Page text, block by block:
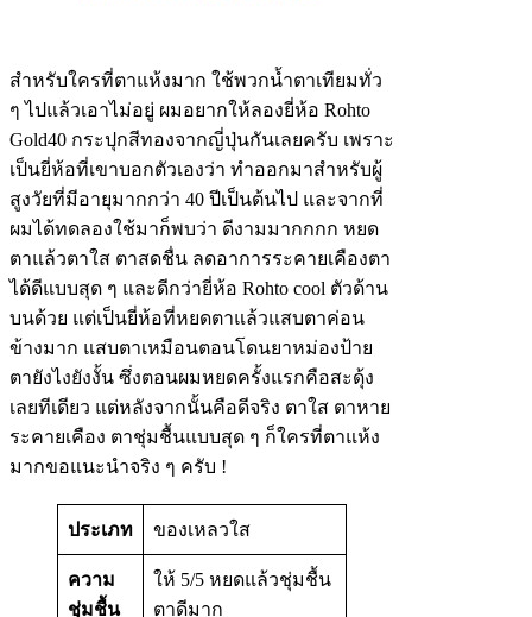
สำหรับใครที่ตาแห้งมาก ใช้พวกน้ำตาเทียมทั่ว
ๆ ไปแล้วเอาไม่อยู่ ผมอยากให้ลองยี่ห้อ Rohto​
Gold​40 กระปุกสีทองจากญี่ปุ่นกันเลยครับ เพราะ
เป็นยี่ห้อที่เขาบอกตัวเองว่า ทำออกมาสำหรับผู้
สูงวัยที่มีอายุมากกว่า 40 ปีเป็นต้นไป และจากที่
ผมได้ทดลองใช้มาก็พบว่า ดีงามมากกกก หยด
ตาแล้วตาใส ตาสดชื่น ลดอาการระคายเคืองตา
ได้ดีแบบสุด ๆ และดีกว่ายี่ห้อ Rohto cool ตัวด้าน
บนด้วย แต่เป็นยี่ห้อที่หยดตาแล้วแสบตาค่อน
ข้างมาก แสบตาเหมือนตอนโดนยาหม่องป้าย
ตายังไงยังงั้น ซึ่งตอนผมหยดครั้งแรกคือสะดุ้ง
เลยทีเดียว แต่หลังจากนั้นคือดีจริง ตาใส ตาหาย
ระคายเคือง ตาชุ่มชื้นแบบสุด ๆ ก็ใครที่ตาแห้ง
มากขอแนะนำจริง ๆ ครับ !
ประเภท ของเหลวใส
ความ
ชุ่มชื้น
ให้ 5/5 หยดแล้วชุ่มชื้น
ตาดีมาก